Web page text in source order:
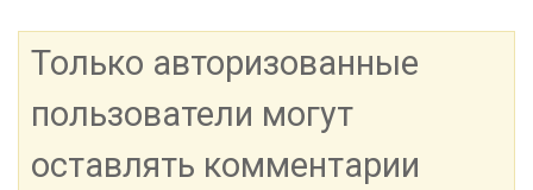
Только авторизованные
пользователи могут
оставлять комментарии